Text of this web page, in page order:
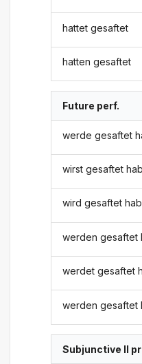
hattet gesaftet
hatten gesaftet
Future perf.
werde gesaftet
wirst gesaftet
wird gesaftet
werden gesaftet
werdet gesaftet
werden gesaftet
Subjunctive II